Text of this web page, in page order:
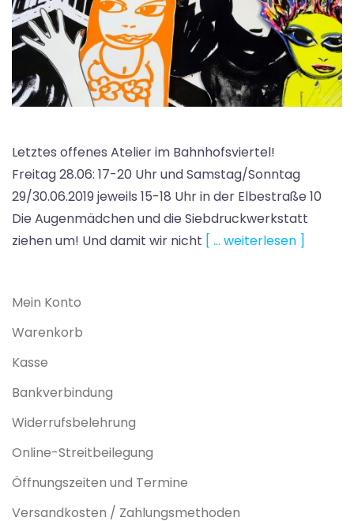
Letztes offenes Atelier im Bahnhofsviertel!
Freitag 28.06: 17-20 Uhr und Samstag/Sonntag
29/30.06.2019 jeweils 15-18 Uhr in der Elbestraße 10
Die Augenmädchen und die Siebdruckwerkstatt
ziehen um! Und damit wir nicht [ … weiterlesen ]
Mein Konto
Warenkorb
Kasse
Bankverbindung
Widerrufsbelehrung
Online-Streitbeilegung
Öffnungszeiten und Termine
Versandkosten / Zahlungsmethoden